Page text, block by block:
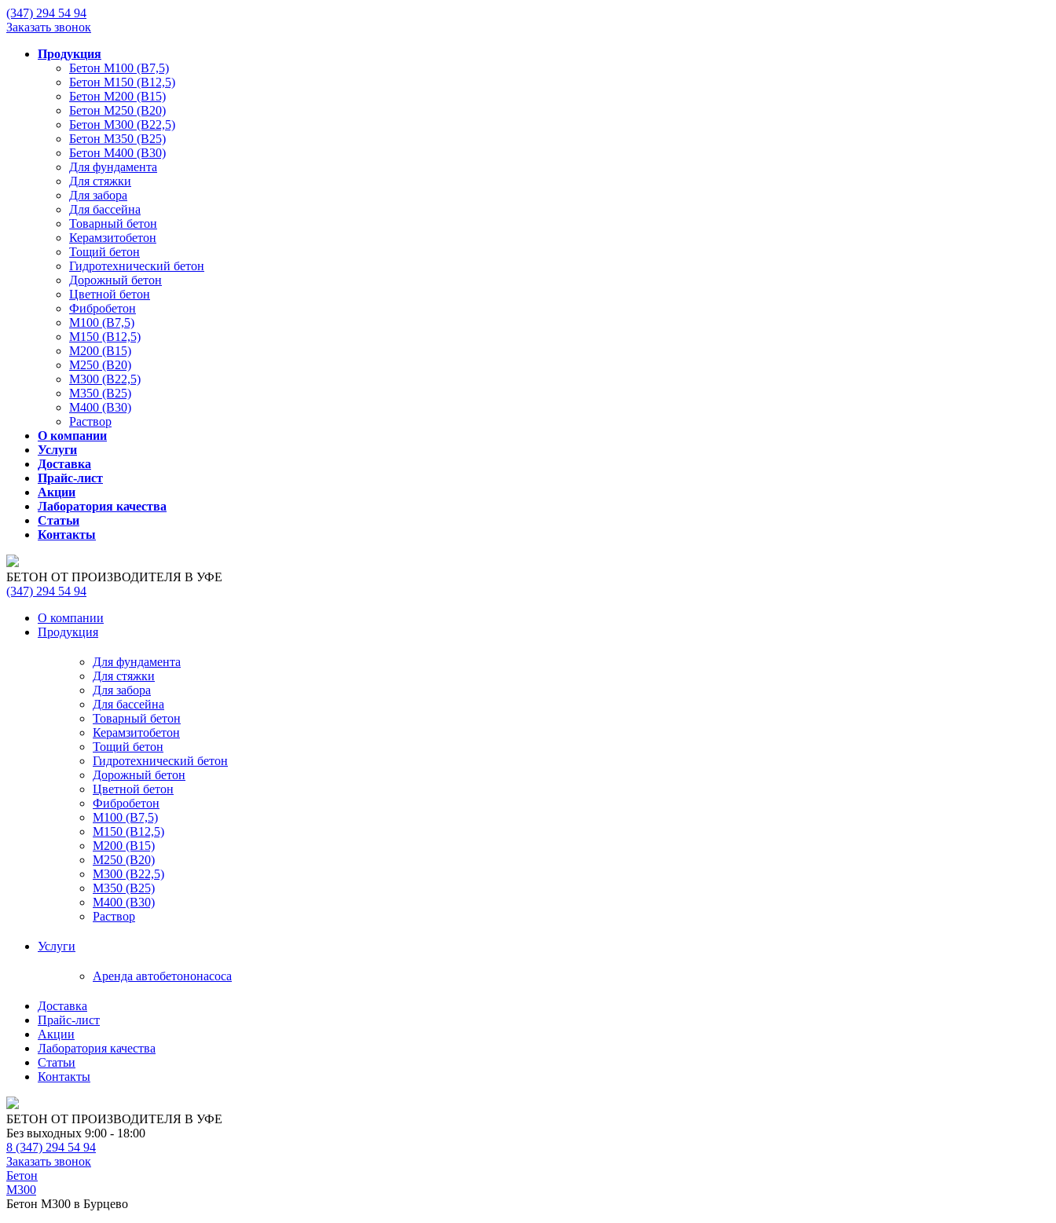
(347) 294 54 94
Заказать звонок
Продукция
Бетон М100 (В7,5)
Бетон М150 (В12,5)
Бетон М200 (В15)
Бетон М250 (В20)
Бетон М300 (В22,5)
Бетон М350 (В25)
Бетон М400 (В30)
Для фундамента
Для стяжки
Для забора
Для бассейна
Товарный бетон
Керамзитобетон
Тощий бетон
Гидротехнический бетон
Дорожный бетон
Цветной бетон
Фибробетон
М100 (В7,5)
М150 (В12,5)
М200 (В15)
М250 (В20)
М300 (В22,5)
М350 (В25)
М400 (В30)
Раствор
О компании
Услуги
Доставка
Прайс-лист
Акции
Лаборатория качества
Статьи
Контакты
БЕТОН ОТ ПРОИЗВОДИТЕЛЯ В УФЕ
(347) 294 54 94
О компании
Продукция
Для фундамента
Для стяжки
Для забора
Для бассейна
Товарный бетон
Керамзитобетон
Тощий бетон
Гидротехнический бетон
Дорожный бетон
Цветной бетон
Фибробетон
М100 (В7,5)
М150 (В12,5)
М200 (В15)
М250 (В20)
М300 (В22,5)
М350 (В25)
М400 (В30)
Раствор
Услуги
Аренда автобетононасоса
Доставка
Прайс-лист
Акции
Лаборатория качества
Статьи
Контакты
БЕТОН ОТ ПРОИЗВОДИТЕЛЯ В УФЕ
Без выходных 9:00 - 18:00
8 (347) 294 54 94
Заказать звонок
Бетон
М300
Бетон М300 в Бурцево